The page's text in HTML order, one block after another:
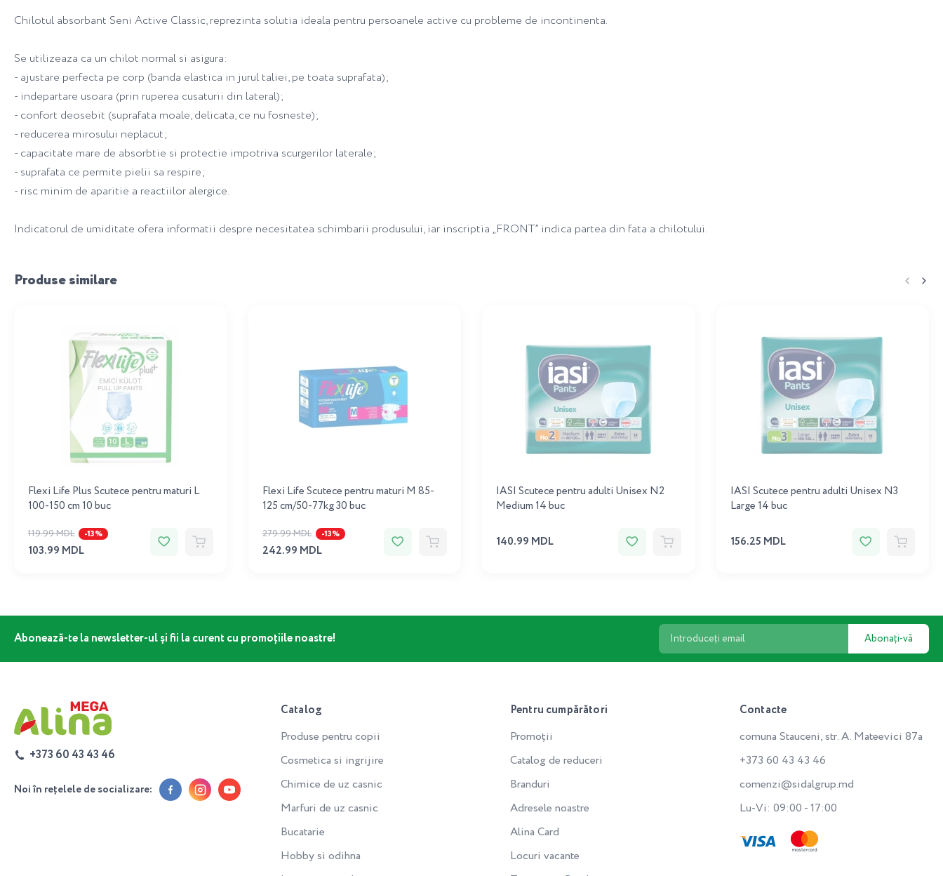
Chilotul absorbant Seni Active Classic, reprezinta solutia ideala pentru persoanele active cu probleme de incontinenta.
Se utilizeaza ca un chilot normal si asigura:
- ajustare perfecta pe corp (banda elastica in jurul taliei, pe toata suprafata);
- indepartare usoara (prin ruperea cusaturii din lateral);
- confort deosebit (suprafata moale, delicata, ce nu fosneste);
- reducerea mirosului neplacut;
- capacitate mare de absorbtie si protectie impotriva scurgerilor laterale;
- suprafata ce permite pielii sa respire;
- risc minim de aparitie a reactiilor alergice.
Indicatorul de umiditate ofera informatii despre necesitatea schimbarii produsului, iar inscriptia „FRONT” indica partea din fata a chilotului.
Produse similare
Flexi Life Plus Scutece pentru maturi L
100-150 cm 10 buc
119.99 MDL -13%
103.99 MDL
Flexi Life Scutece pentru maturi M 85-
125 cm/50-77kg 30 buc
279.99 MDL -13%
242.99 MDL
IASI Scutece pentru adulti Unisex N2
Medium 14 buc
140.99 MDL
IASI Scutece pentru adulti Unisex N3
Large 14 buc
156.25 MDL
Abonează-te la newsletter-ul și fii la curent cu promoțiile noastre! Abonați-vă
+373 60 43 43 46
Noi în rețelele de socializare:
Catalog
Produse pentru copii
Cosmetica si ingrijire
Chimice de uz casnic
Marfuri de uz casnic
Bucatarie
Hobby si odihna
Pentru cumpărători
Promoții
Catalog de reduceri
Branduri
Adresele noastre
Alina Card
Locuri vacante
Contacte
comuna Stauceni, str. A. Mateevici 87a
+373 60 43 43 46
comenzi@sidalgrup.md
Lu-Vi: 09:00 - 17:00